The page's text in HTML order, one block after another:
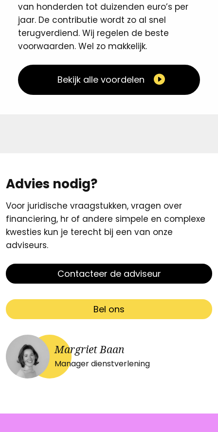
van honderden tot duizenden euro’s per
jaar. De contributie wordt zo al snel
terugverdiend. Wij regelen de beste
voorwaarden. Wel zo makkelijk. ​
Bekijk alle voordelen
Advies nodig?
Voor juridische vraagstukken, vragen over
financiering, hr of andere simpele en complexe
kwesties kun je terecht bij een van onze
adviseurs.
Contacteer de adviseur
Bel ons
Margriet Baan
Manager dienstverlening